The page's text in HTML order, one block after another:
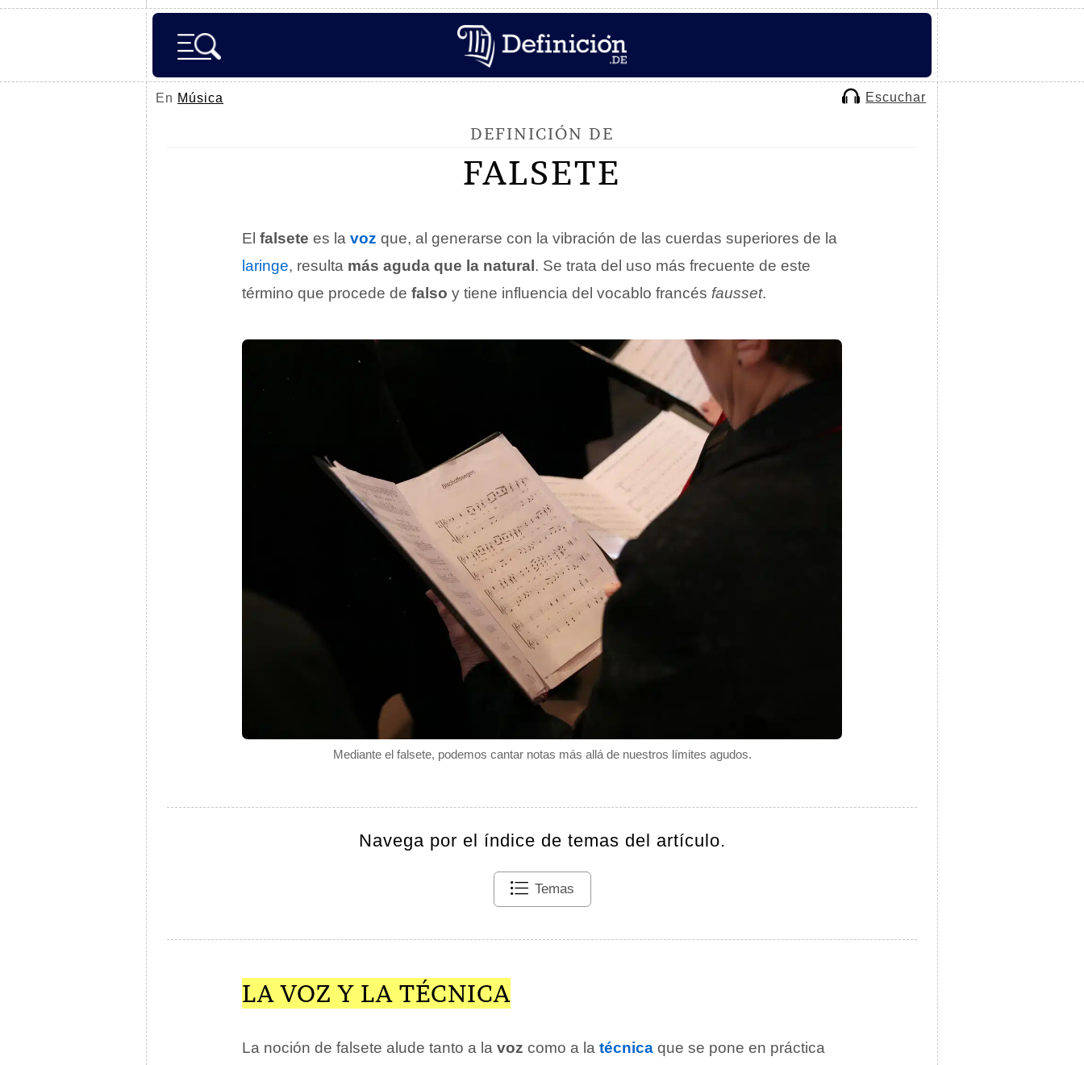
En Música Escuchar
DEFINICIÓN DE
FALSETE
Mediante el falsete, podemos cantar notas más allá de nuestros límites agudos.
El falsete es la voz que, al generarse con la vibración de las cuerdas superiores de la
laringe, resulta más aguda que la natural . Se trata del uso más frecuente de este
término que procede de falso y tiene influencia del vocablo francés fausset.
Navega por el índice de temas del artículo.
Temas
LA VOZ Y LA TÉCNICA
La noción de falsete alude tanto a la voz como a la técnica que se pone en práctica